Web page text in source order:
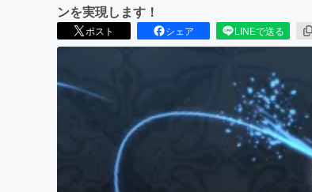
ンを実現します！
ポスト シェア LINEで送る